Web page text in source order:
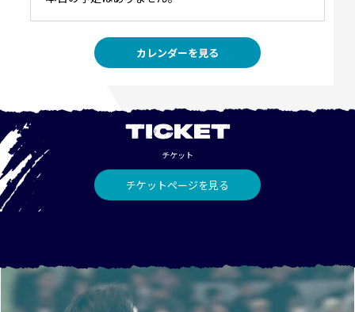
カレンダーを見る
TICKET
チケット
チケットページを見る